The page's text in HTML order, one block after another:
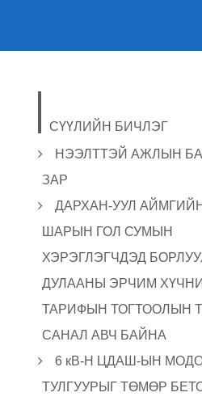
СҮҮЛИЙН БИЧЛЭГ
НЭЭЛТТЭЙ АЖЛЫН
ЗАР
ДАРХАН-УУЛ АЙМГИЙН
ШАРЫН ГОЛ СУМЫН
ХЭРЭГЛЭГЧДЭД
ДУЛААНЫ ЭРЧИМ
ТАРИФЫН ТОГТООЛЫН
САНАЛ АВЧ БАЙНА
6 кВ-Н ЦДАШ-ЫН
ТУЛГУУРЫГ ТӨМӨР